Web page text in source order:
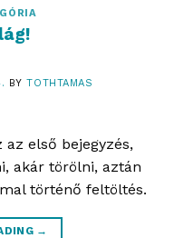
BYTOTHTAMAS
az első bejegyzés,
akár törölni, aztán
történő feltöltés.
→